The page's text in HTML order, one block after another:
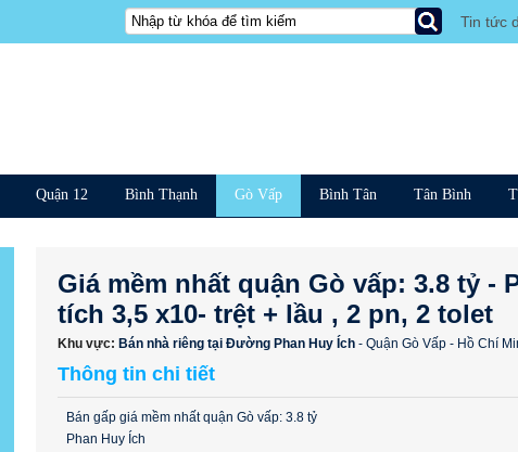
Tin tức
Quận 12 Bình Thạnh Gò Vấp Bình Tân Tân Bình
Giá mềm nhất quận Gò vấp: 3.8 tỷ -
tích 3,5 x10- trệt + lầu , 2 pn, 2 tolet
Khu vực: Bán nhà riêng tại Đường Phan Huy Ích - Quận Gò Vấp - Hồ Chí
Thông tin chi tiết
Bán gấp giá mềm nhất quận Gò vấp: 3.8 tỷ
Phan Huy Ích